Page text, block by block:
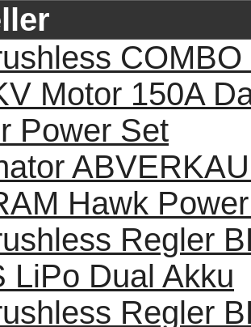
Motor 150A
Power Set
Hawk
Regler
LiPo Dual Akku
Regler